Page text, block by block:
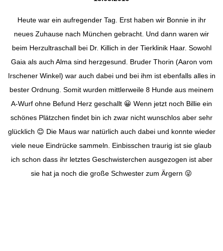
Heute war ein aufregender Tag. Erst haben wir Bonnie in ihr
neues Zuhause nach München gebracht. Und dann waren wir
beim Herzultraschall bei Dr. Killich in der Tierklinik Haar. Sowohl
Gaia als auch Alma sind herzgesund. Bruder Thorin (Aaron vom
Irschener Winkel) war auch dabei und bei ihm ist ebenfalls alles in
bester Ordnung. Somit wurden mittlerweile 8 Hunde aus meinem
A-Wurf ohne Befund Herz geschallt 😀 Wenn jetzt noch Billie ein
schönes Plätzchen findet bin ich zwar nicht wunschlos aber sehr
glücklich 😊 Die Maus war natürlich auch dabei und konnte wieder
viele neue Eindrücke sammeln. Einbisschen traurig ist sie glaub
ich schon dass ihr letztes Geschwisterchen ausgezogen ist aber
sie hat ja noch die große Schwester zum Ärgern 😜